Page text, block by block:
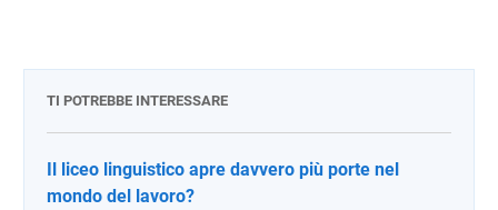
TI POTREBBE INTERESSARE
Il liceo linguistico apre davvero più porte nel
mondo del lavoro?